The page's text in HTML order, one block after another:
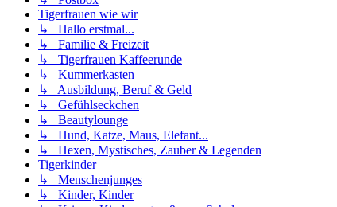
Tigerfrauen wie wir
↳ Hallo erstmal...
↳ Familie & Freizeit
↳ Tigerfrauen Kaffeerunde
↳ Kummerkasten
↳ Ausbildung, Beruf & Geld
↳ Gefühlseckchen
↳ Beautylounge
↳ Hund, Katze, Maus, Elefant...
↳ Hexen, Mystisches, Zauber & Legenden
Tigerkinder
↳ Menschenjunges
↳ Kinder, Kinder